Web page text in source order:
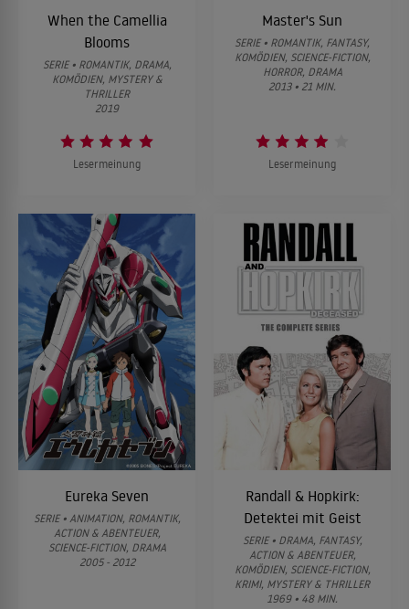
When the Camellia
Blooms
SERIE • ROMANTIK, DRAMA,
KOMÖDIEN, MYSTERY &
THRILLER
2019
Lesermeinung
Master's Sun
SERIE • ROMANTIK, FANTASY,
KOMÖDIEN, SCIENCE-FICTION,
HORROR, DRAMA
2013 • 21 MIN.
Lesermeinung
Eureka Seven
SERIE • ANIMATION, ROMANTIK,
ACTION & ABENTEUER,
SCIENCE-FICTION, DRAMA
2005 - 2012
Randall & Hopkirk:
Detektei mit Geist
SERIE • DRAMA, FANTASY,
ACTION & ABENTEUER,
KOMÖDIEN, SCIENCE-FICTION,
KRIMI, MYSTERY & THRILLER
1969 • 48 MIN.